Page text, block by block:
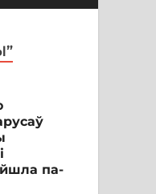
па-